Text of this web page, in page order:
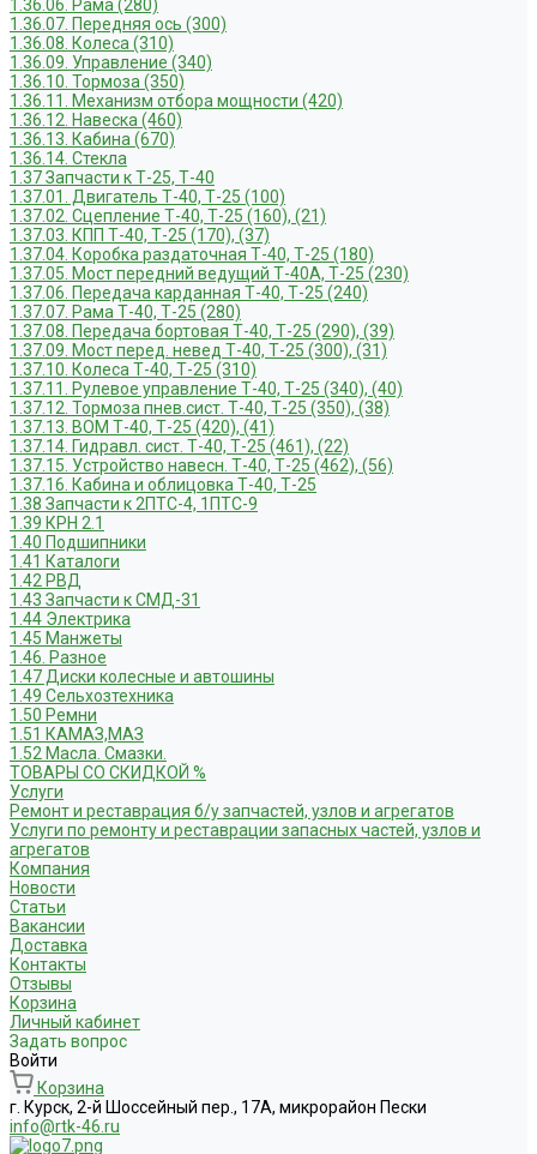
1.36.06. Рама (280)
1.36.07. Передняя ось (300)
1.36.08. Колеса (310)
1.36.09. Управление (340)
1.36.10. Тормоза (350)
1.36.11. Механизм отбора мощности (420)
1.36.12. Навеска (460)
1.36.13. Кабина (670)
1.36.14. Стекла
1.37 Запчасти к Т-25, Т-40
1.37.01. Двигатель Т-40, Т-25 (100)
1.37.02. Сцепление Т-40, Т-25 (160), (21)
1.37.03. КПП Т-40, Т-25 (170), (37)
1.37.04. Коробка раздаточная Т-40, Т-25 (180)
1.37.05. Мост передний ведущий Т-40А, Т-25 (230)
1.37.06. Передача карданная Т-40, Т-25 (240)
1.37.07. Рама Т-40, Т-25 (280)
1.37.08. Передача бортовая Т-40, Т-25 (290), (39)
1.37.09. Мост перед. невед Т-40, Т-25 (300), (31)
1.37.10. Колеса Т-40, Т-25 (310)
1.37.11. Рулевое управление Т-40, Т-25 (340), (40)
1.37.12. Тормоза пнев.сист. Т-40, Т-25 (350), (38)
1.37.13. ВОМ Т-40, Т-25 (420), (41)
1.37.14. Гидравл. сист. Т-40, Т-25 (461), (22)
1.37.15. Устройство навесн. Т-40, Т-25 (462), (56)
1.37.16. Кабина и облицовка Т-40, Т-25
1.38 Запчасти к 2ПТС-4, 1ПТС-9
1.39 КРН 2.1
1.40 Подшипники
1.41 Каталоги
1.42 РВД
1.43 Запчасти к СМД-31
1.44 Электрика
1.45 Манжеты
1.46. Разное
1.47 Диски колесные и автошины
1.49 Сельхозтехника
1.50 Ремни
1.51 КАМАЗ,МАЗ
1.52 Масла. Смазки.
ТОВАРЫ СО СКИДКОЙ %
Услуги
Ремонт и реставрация б/у запчастей, узлов и агрегатов
Услуги по ремонту и реставрации запасных частей, узлов и
агрегатов
Компания
Новости
Статьи
Вакансии
Доставка
Контакты
Отзывы
Корзина
Личный кабинет
Задать вопрос
Войти
Корзина
г. Курск, 2-й Шоссейный пер., 17А, микрорайон Пески
info@rtk-46.ru